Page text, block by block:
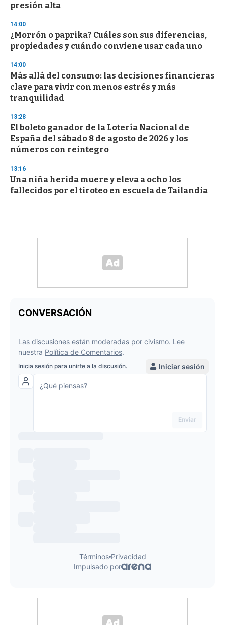
presión alta
14:00
¿Morrón o paprika? Cuáles son sus diferencias,
propiedades y cuándo conviene usar cada uno
14:00
Más allá del consumo: las decisiones financieras
clave para vivir con menos estrés y más
tranquilidad
13:28
El boleto ganador de la Lotería Nacional de
España del sábado 8 de agosto de 2026 y los
números con reintegro
13:16
Una niña herida muere y eleva a ocho los
fallecidos por el tiroteo en escuela de Tailandia